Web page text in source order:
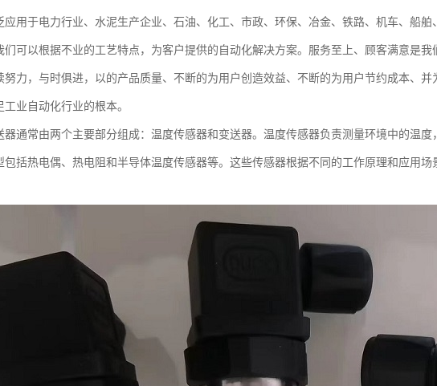
应用于电力行业、水泥生产企业、石油、化工、市政、环保、冶金、铁路、机车、船
们可以根据不业的工艺特点，为客户提供的自动化解决方案。服务至上、顾客满意是
努力，与时俱进，以的产品质量、不断的为用户创造效益、不断的为用户节约成本、并
业自动化行业的根本。
器通常由两个主要部分组成：温度传感器和变送器。温度传感器负责测量环境中的温
包括热电偶、热电阻和半导体温度传感器等。这些传感器根据不同的工作原理和应用